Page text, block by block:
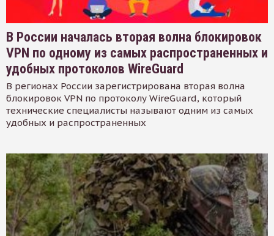
В России началась вторая волна блокировок
VPN по одному из самых распространенных и
удобных протоколов WireGuard
В регионах России зарегистрирована вторая волна
блокировок VPN по протоколу WireGuard, который
технические специалисты называют одним из самых
удобных и распространенных